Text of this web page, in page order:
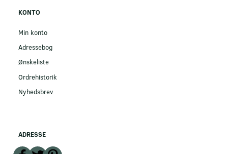
KONTO
Min konto
Adressebog
Ønskeliste
Ordrehistorik
Nyhedsbrev
ADRESSE